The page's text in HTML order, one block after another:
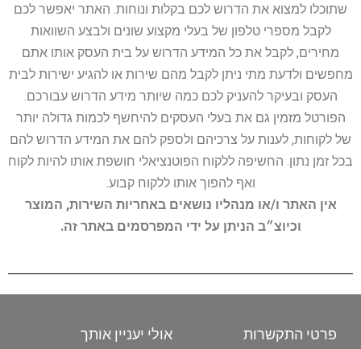
שתוכלו למצוא את הדרוש לכם בקלות ונוחות. האתר יאפשר לכם
לקבל מספרי טלפון של בעלי מקצוע שונים ולבצע השוואות
מחירים, לקבל את כל המידע הדרוש על בית העסק אותו אתם
מחפשים ולדעת מתי ניתן לקבל מהם שירות או להגיע ישירות לבית
העסק ובעיקר להעניק לכם כמה שיותר מידע הדרוש עבורכם.
הפורטל מזמין גם את בעלי העסקים להיחשף לכמות גדולה יותר
של לקוחות, לענות על צרכיהם ולספק להם את המידע הדרוש להם
בכל זמן נתון. החשיפה ללקוח הפוטנציאלי חושפת אותו להיות לקוח
ואף להפוך אותו ללקוח קבוע.
אין האתר ו/או מנהליו נושאים באחריות השירות, המוצר
וכיוצ״ב הניתן על ידי המפרסמים באתר זה.
פרטי התקשרות אולי יעניין אותך